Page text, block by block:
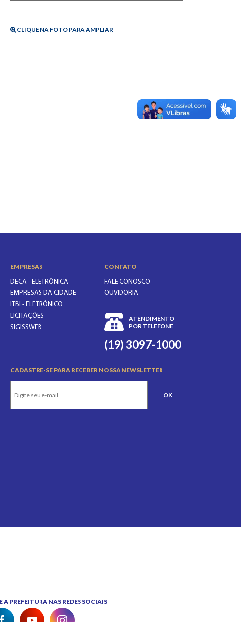
CLIQUE NA FOTO PARA AMPLIAR
EMPRESAS
DECA - ELETRÔNICA
EMPRESAS DA CIDADE
ITBI - ELETRÔNICO
LICITAÇÕES
SIGISSWEB
CONTATO
FALE CONOSCO
OUVIDORIA
ATENDIMENTO
POR TELEFONE
(19) 3097-1000
CADASTRE-SE PARA RECEBER NOSSA NEWSLETTER
OK
PREFEITURA NAS REDES SOCIAIS